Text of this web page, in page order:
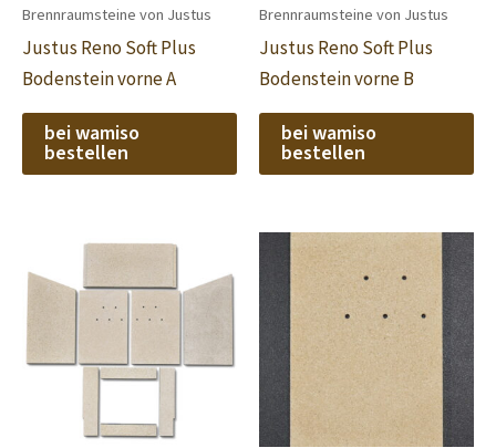
Brennraumsteine von Justus
Justus Reno Soft Plus
Bodenstein vorne A
bei wamiso
bestellen
Brennraumsteine von Justus
Justus Reno Soft Plus
Bodenstein vorne B
bei wamiso
bestellen